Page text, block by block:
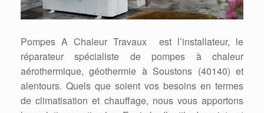
Pompes A Chaleur Travaux est l’installateur, le
réparateur spécialiste de pompes à chaleur
aérothermique, géothermie à Soustons (40140) et
alentours. Quels que soient vos besoins en termes
de climatisation et chauffage, nous vous apportons